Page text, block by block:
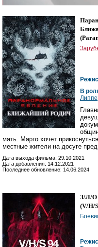
(
В
мать. Марго хочет
местные жители на досуге
Дата выхода фильма: 29.10.2021
Дата добавления: 14.12.2021
Последнее обновление: 14.06.2024
З/Л/О
(V/H/